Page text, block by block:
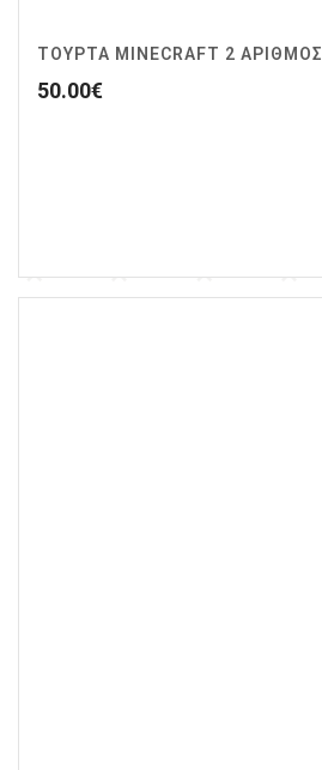
ΤΟΥΡΤΑ MINECRAFT 2 ΑΡΙΘΜΟΣ
50.00€